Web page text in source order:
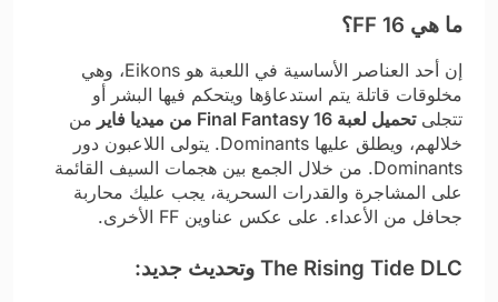
ما هي FF 16؟
إن أحد العناصر الأساسية في اللعبة هو Eikons، وهي
مخلوقات قاتلة يتم استدعاؤها ويتحكم فيها البشر أو
تتجلىتحميل لعبة Final Fantasy 16 من ميديا فاير
من
خلالهم، ويطلق عليها Dominants. يتولى اللاعبون دور
Dominants. من خلال الجمع بين هجمات السيف القائمة
على المشاجرة والقدرات السحرية، يجب عليك محاربة
جحافل من الأعداء. على عكس عناوين FF الأخرى.
The Rising Tide DLC وتحديث جديد: